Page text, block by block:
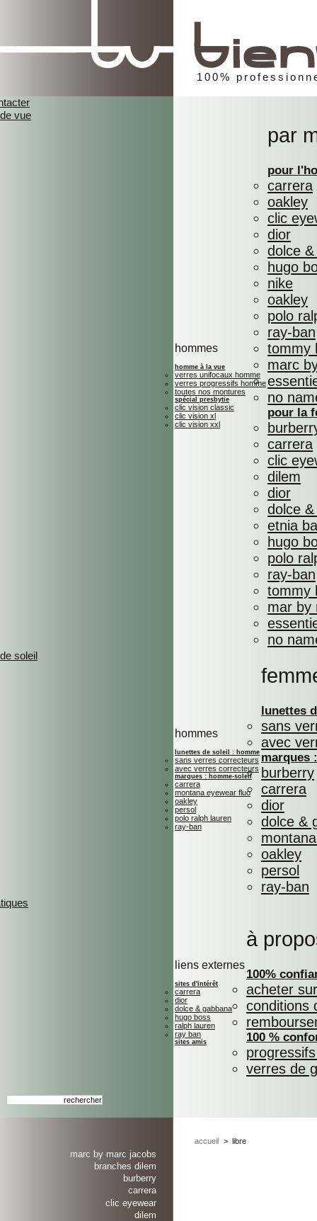
100%
vue
hommes
homme à la vue
verres unifocaux homme
verres progressifs homme
toutes nos montures
spécial presbytie
clic vision classic
clic vision xl
clic vision xxl
par
pour
carrera
oakley
clic
dior
dolce
hugo
nike
oakley
polo
ray-ban
tommy
marc
no
pour la
carrera
clic
dilem
dior
dolce
etnia
hugo
polo
ray-ban
tommy
mar by
no
soleil
hommes
lunettes de soleil : homme
sans verres correcteurs
avec verres correcteurs
marques : homme-soleil
carrera
montana eyewear fluo
oakley
persol
polo ralph lauren
ray-ban
lunettes
sans
avec
marques
burberry
carrera
dior
dolce &
oakley
persol
ray-ban
liens externes
sites d'intérêt
carrera
dior
dolce & gabbana
hugo boss
ralph lauren
ray ban
sites amis
à
100%
acheter
conditions
100 %
verres de
marc by marc jacobs
branches dilem
burberry
carrera
clic eyewear
dilem
accueil > libre